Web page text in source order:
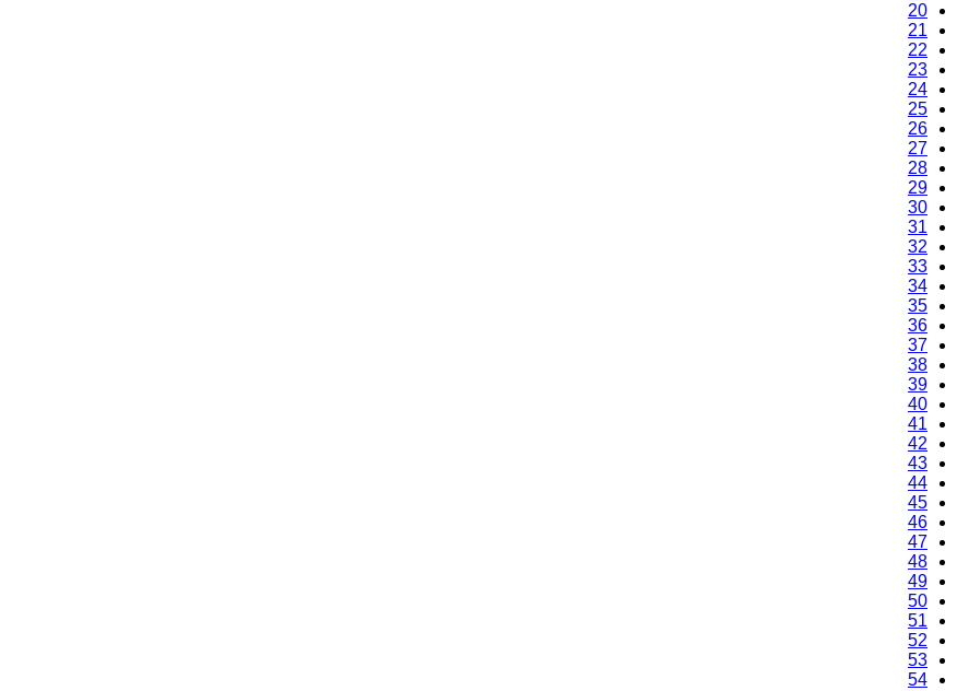
20
21
22
23
24
25
26
27
28
29
30
31
32
33
34
35
36
37
38
39
40
41
42
43
44
45
46
47
48
49
50
51
52
53
54